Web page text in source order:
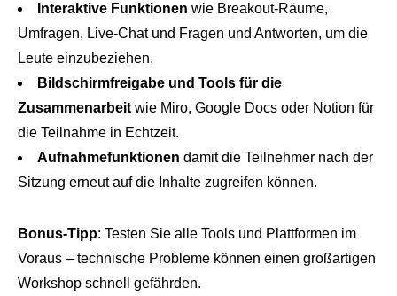
Interaktive Funktionen wie Breakout-Räume,
Umfragen, Live-Chat und Fragen und Antworten, um die
Leute einzubeziehen.
Bildschirmfreigabe und Tools für die
Zusammenarbeitwie Miro, Google Docs oder Notion für
die Teilnahme in Echtzeit.
Aufnahmefunktionen damit die Teilnehmer nach der
Sitzung erneut auf die Inhalte zugreifen können.
Bonus-Tipp: Testen Sie alle Tools und Plattformen im
Voraus – technische Probleme können einen großartigen
Workshop schnell gefährden.